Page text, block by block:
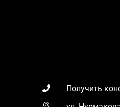
Получить